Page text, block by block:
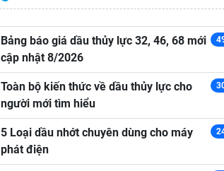
Bảng báo giá dầu thủy lực 32, 46, 68 mới
cập nhật 8/2026
Toàn bộ kiến thức về dầu thủy lực cho
người mới tìm hiểu
5 Loại dầu nhớt chuyên dùng cho máy
phát điện